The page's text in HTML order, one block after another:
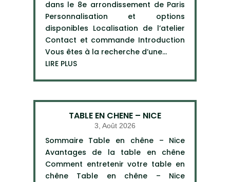
dans le 8e arrondissement de Paris
Personnalisation et options
disponibles Localisation de l’atelier
Contact et commande Introduction
Vous êtes à la recherche d’une...
LIRE PLUS
TABLE EN CHENE – NICE
3, Août 2026
Sommaire Table en chêne – Nice
Avantages de la table en chêne
Comment entretenir votre table en
chêne Table en chêne – Nice